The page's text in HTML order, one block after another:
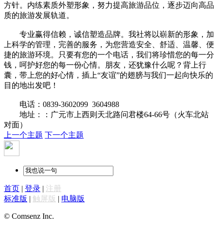
方针。内练素质外塑形象，努力提高旅游品位，逐步迈向高品
质的旅游发展轨道。
专业赢得信赖，诚信塑造品牌。我社将以崭新的形象，加
上科学的管理，完善的服务，为您营造安全、舒适、温馨、便
捷的旅游环境。只要有您的一个电话，我们将珍惜您的每一分
钱，呵护好您的每一份心情。朋友，还犹豫什么呢？背上行
囊，带上您的好心情，插上“友谊”的翅膀与我们一起向快乐的
目的地出发吧！
电话：0839-3602099 3604988
地址：：广元市上西则天北路问君楼64-66号（火车北站
对面）
上一个主题 下一个主题
首页 | 登录 | 注册
标准版 | 触屏版 | 电脑版
© Comsenz Inc.